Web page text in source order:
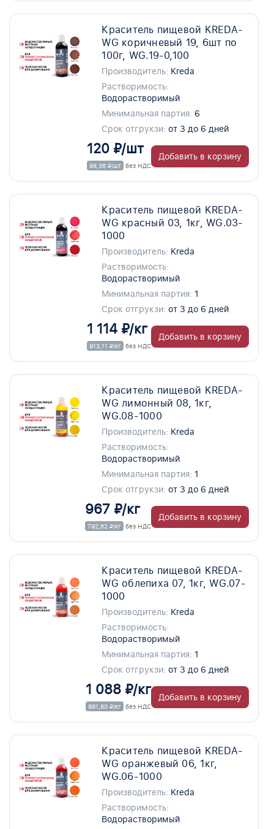
Краситель пищевой KREDA-
WG коричневый 19, 6шт по
100г, WG.19-0,100
Производитель: Kreda
Растворимость:
Водорастворимый
Минимальная партия: 6
Срок отгрукзи: от 3 до 6 дней
120 ₽/шт
98,36 ₽/шт без НДС
Добавить в корзину
Краситель пищевой KREDA-
WG красный 03, 1кг, WG.03-
1000
Производитель: Kreda
Растворимость:
Водорастворимый
Минимальная партия: 1
Срок отгрукзи: от 3 до 6 дней
1 114 ₽/кг
913,11 ₽/кг без НДС
Добавить в корзину
Краситель пищевой KREDA-
WG лимонный 08, 1кг,
WG.08-1000
Производитель: Kreda
Растворимость:
Водорастворимый
Минимальная партия: 1
Срок отгрукзи: от 3 до 6 дней
967 ₽/кг
792,62 ₽/кг без НДС
Добавить в корзину
Краситель пищевой KREDA-
WG облепиха 07, 1кг, WG.07-
1000
Производитель: Kreda
Растворимость:
Водорастворимый
Минимальная партия: 1
Срок отгрукзи: от 3 до 6 дней
1 088 ₽/кг
891,80 ₽/кг без НДС
Добавить в корзину
Краситель пищевой KREDA-
WG оранжевый 06, 1кг,
WG.06-1000
Производитель: Kreda
Растворимость:
Водорастворимый